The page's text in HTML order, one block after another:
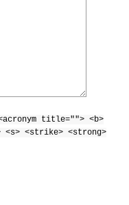
title=""> <b>
<s> <strike> <strong>